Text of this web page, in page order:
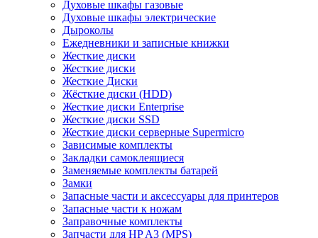
Духовые шкафы газовые
Духовые шкафы электрические
Дыроколы
Ежедневники и записные книжки
Жесткие диски
Жесткие диски
Жесткие Диски
Жёсткие диски (HDD)
Жесткие диски Enterprise
Жесткие диски SSD
Жесткие диски серверные Supermicro
Зависимые комплекты
Закладки самоклеящиеся
Заменяемые комплекты батарей
Замки
Запасные части и аксессуары для принтеров
Запасные части к ножам
Заправочные комплекты
Запчасти для HP A3 (MPS)